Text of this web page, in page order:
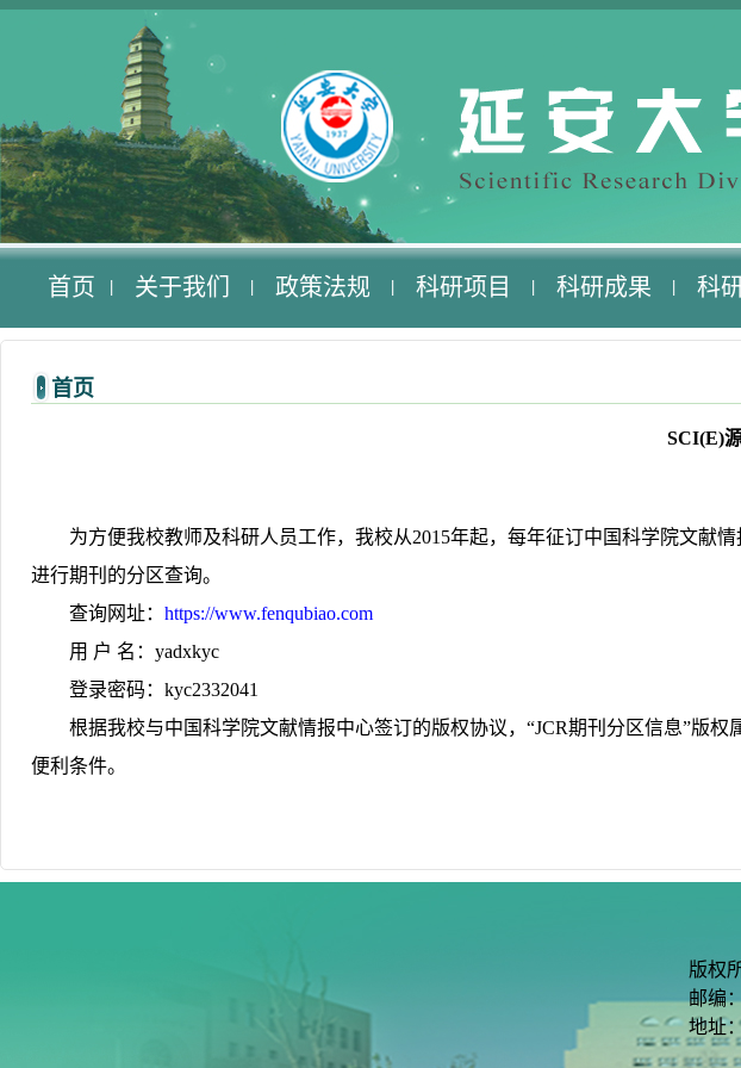
首页 | 关于我们 | 政策法规 | 科研项目 | 科研成果 | 科
首页
SCI(E)
为方便我校教师及科研人员工作，我校从2015年起，每年征订中国科学院文献情
进行期刊的分区查询。
查询网址： https://www.fenqubiao.com
用 户 名： yadxkyc
登录密码： kyc2332041
根据我校与中国科学院文献情报中心签订的版权协议，“JCR期刊分区信息”版权
便利条件。
版权
邮编
地址